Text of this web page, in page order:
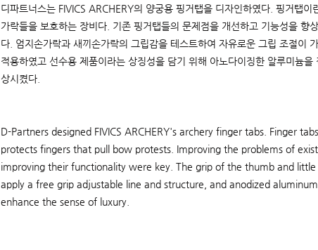
디파트너스는 FIVICS ARCHERY의 양궁용 핑거탭을 디자인하였다. 핑거탭이
가락들을 보호하는 장비다. 기존 핑거탭들의 문제점을 개선하고 기능성을 향
다. 엄지손가락과 새끼손가락의 그립감을 테스트하여 자유로운 그립 조절이
적용하였고 선수용 제품이라는 상징성을 담기 위해 아노다이징한 알루미늄을
상시켰다.
D-Partners designed FIVICS ARCHERY's archery finger tabs. Finger
protects fingers that pull bow protests. Improving the problems of
improving their functionality were key. The grip of the thumb and
apply a free grip adjustable line and structure, and anodized
enhance the sense of luxury.